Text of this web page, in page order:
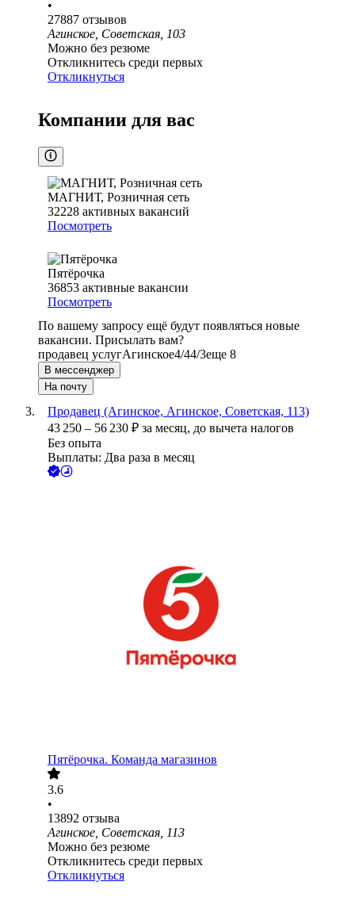
•
27887 отзывов
Агинское, Советская, 103
Можно без резюме
Откликнитесь среди первых
Откликнуться
Компании для вас
МАГНИТ, Розничная сеть
32228 активных вакансий
Посмотреть
Пятёрочка
36853 активные вакансии
Посмотреть
По вашему запросу ещё будут появляться новые
вакансии. Присылать вам?
продавец услугАгинское4/44/3еще 8
В мессенджер
На почту
Продавец (Агинское, Агинское, Советская, 113)
43 250 – 56 230 ₽ за месяц, до вычета налогов
Без опыта
Выплаты: Два раза в месяц
Пятёрочка. Команда магазинов
3.6
•
13892 отзыва
Агинское, Советская, 113
Можно без резюме
Откликнитесь среди первых
Откликнуться